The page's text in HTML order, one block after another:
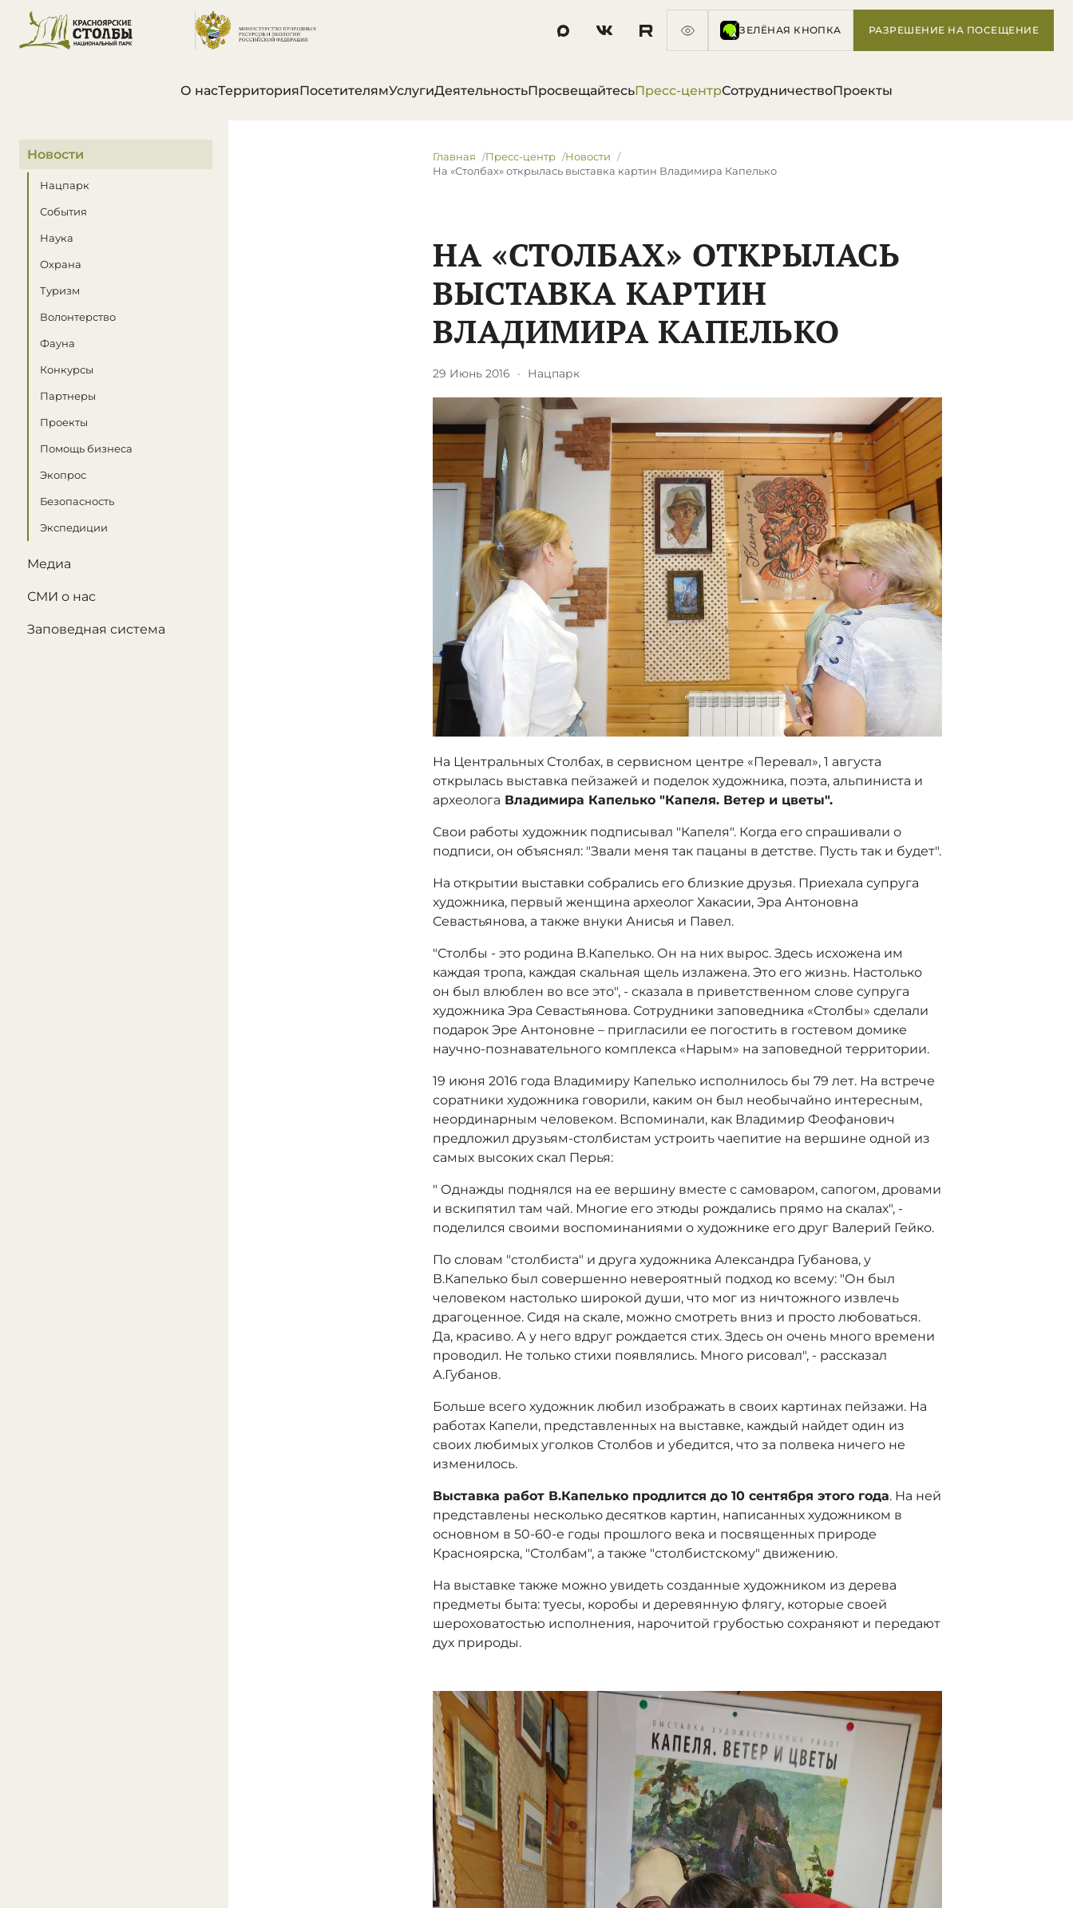
ЗЕЛЁНАЯ КНОПКА РАЗРЕШЕНИЕ НА ПОСЕЩЕНИЕ
О насТерриторияПосетителямУслугиДеятельностьПросвещайтесьПресс-центрСотрудничествоПроекты
В этом разделе
Новости
Нацпарк
События
Наука
Охрана
Туризм
Волонтерство
Фауна
Конкурсы
Партнеры
Проекты
Помощь бизнеса
Экопрос
Безопасность
Экспедиции
Медиа
СМИ о нас
Заповедная система
Главная Пресс-центр
Новости
На «Столбах» открылась выставка картин Владимира Капелько
НА «СТОЛБАХ» ОТКРЫЛАСЬ
ВЫСТАВКА КАРТИН
ВЛАДИМИРА КАПЕЛЬКО
29 Июнь 2016 · Нацпарк
На Центральных Столбах, в сервисном центре «Перевал», 1 августа
открылась выставка пейзажей и поделок художника, поэта, альпиниста и
археолога Владимира Капелько "Капеля. Ветер и цветы".
Свои работы художник подписывал "Капеля". Когда его спрашивали о
подписи, он объяснял: "Звали меня так пацаны в детстве. Пусть так и будет".
На открытии выставки собрались его близкие друзья. Приехала супруга
художника, первый женщина археолог Хакасии, Эра Антоновна
Севастьянова, а также внуки Анисья и Павел.
"Столбы - это родина В.Капелько. Он на них вырос. Здесь исхожена им
каждая тропа, каждая скальная щель излажена. Это его жизнь. Настолько
он был влюблен во все это", - сказала в приветственном слове супруга
художника Эра Севастьянова. Сотрудники заповедника «Столбы» сделали
подарок Эре Антоновне – пригласили ее погостить в гостевом домике
научно-познавательного комплекса «Нарым» на заповедной территории.
19 июня 2016 года Владимиру Капелько исполнилось бы 79 лет. На встрече
соратники художника говорили, каким он был необычайно интересным,
неординарным человеком. Вспоминали, как Владимир Феофанович
предложил друзьям-столбистам устроить чаепитие на вершине одной из
самых высоких скал Перья:
" Однажды поднялся на ее вершину вместе с самоваром, сапогом, дровами
и вскипятил там чай. Многие его этюды рождались прямо на скалах", -
поделился своими воспоминаниями о художнике его друг Валерий Гейко.
По словам "столбиста" и друга художника Александра Губанова, у
В.Капелько был совершенно невероятный подход ко всему: "Он был
человеком настолько широкой души, что мог из ничтожного извлечь
драгоценное. Сидя на скале, можно смотреть вниз и просто любоваться.
Да, красиво. А у него вдруг рождается стих. Здесь он очень много времени
проводил. Не только стихи появлялись. Много рисовал", - рассказал
А.Губанов.
Больше всего художник любил изображать в своих картинах пейзажи. На
работах Капели, представленных на выставке, каждый найдет один из
своих любимых уголков Столбов и убедится, что за полвека ничего не
изменилось.
Выставка работ В.Капелько продлится до10 сентября этого года. На ней
представлены несколько десятков картин, написанных художником в
основном в 50-60-е годы прошлого века и посвященных природе
Красноярска, "Столбам", а также "столбистскому" движению.
На выставке также можно увидеть созданные художником из дерева
предметы быта: туесы, коробы и деревянную флягу, которые своей
шероховатостью исполнения, нарочитой грубостью сохраняют и передают
дух природы.